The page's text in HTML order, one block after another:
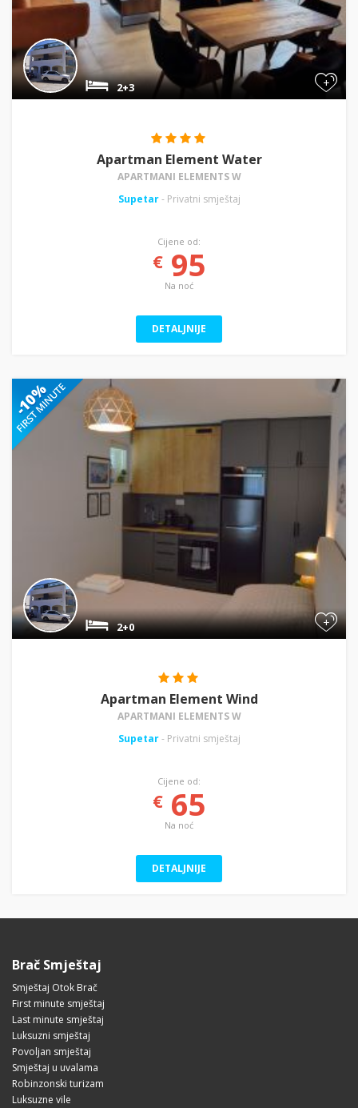
+
2+3
Apartman Element Water
APARTMANI ELEMENTS W
Supetar - Privatni smještaj
Cijene od:
€95
Na noć
DETALJNIJE
+
2+0
Apartman Element Wind
APARTMANI ELEMENTS W
Supetar - Privatni smještaj
Cijene od:
€65
Na noć
DETALJNIJE
Brač Smještaj
Smještaj Otok Brač
First minute smještaj
Last minute smještaj
Luksuzni smještaj
Povoljan smještaj
Smještaj u uvalama
Robinzonski turizam
Luksuzne vile